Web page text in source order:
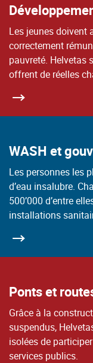
Les jeunes doivent
correctement
pauvreté. Helvetas
offrent de réelles
WASH et
Les personnes les
d’eau insalubre.
500’000 d’entre
installations
Ponts et
Grâce à la
suspendus,
isolées de
services publics.